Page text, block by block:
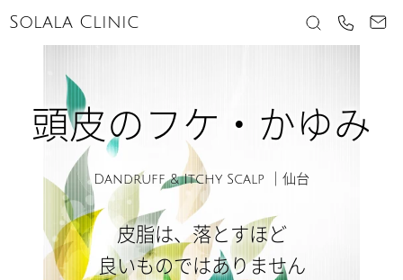
Solala Clinic
頭皮のフケ・かゆみ
Dandruff & Itchy Scalp ｜仙台
皮脂は、落とすほど
良いものではありません